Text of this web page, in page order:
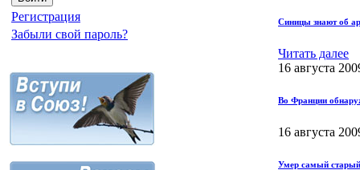
Регистрация
Забыли свой пароль?
Синицы знают об
Читать далее
16 августа
Во Франции
16 августа
Умер самый старый